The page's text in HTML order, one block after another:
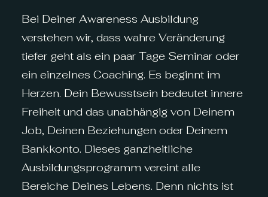
Bei Deiner Awareness Ausbildung
verstehen wir, dass wahre Veränderung
tiefer geht als ein paar Tage Seminar oder
ein einzelnes Coaching. Es beginnt im
Herzen. Dein Bewusstsein bedeutet innere
Freiheit und das unabhängig von Deinem
Job, Deinen Beziehungen oder Deinem
Bankkonto. Dieses ganzheitliche
Ausbildungsprogramm vereint alle
Bereiche Deines Lebens. Denn nichts ist